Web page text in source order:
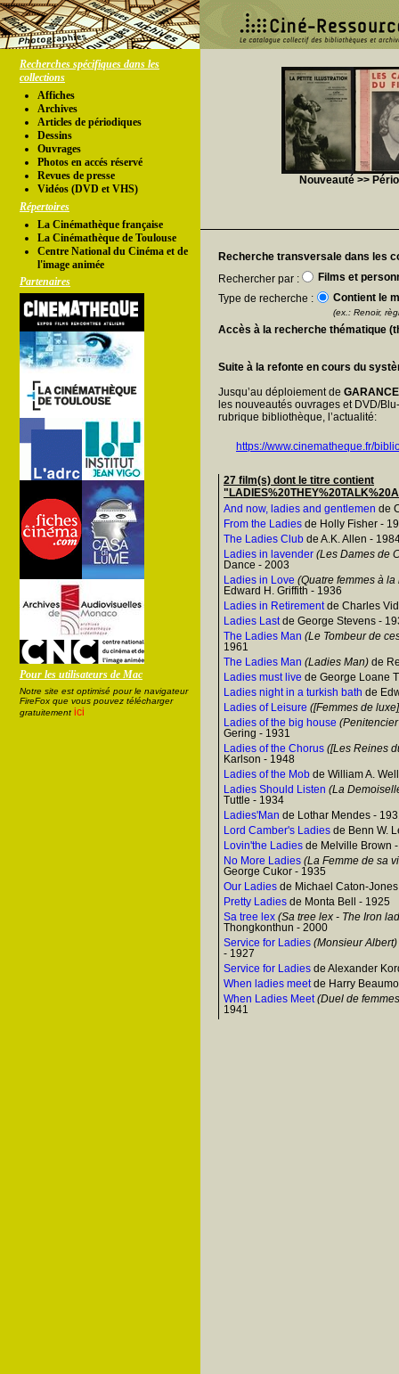
Recherches spécifiques dans les
collections
Affiches
Archives
Articles de périodiques
Dessins
Ouvrages
Photos en accés réservé
Revues de presse
Vidéos (DVD et VHS)
Répertoires
La Cinémathèque française
La Cinémathèque de Toulouse
Centre National du Cinéma et de
l'image animée
Partenaires
Pour les utilisateurs de Mac
Notre site est optimisé pour le navigateur
FireFox que vous pouvez télécharger
gratuitement ici
Nouveauté >>
Recherche transversale dans les
Rechercher par :
Films et
Type de recherche :
Contient le
(ex.: Renoir,
Accès à la recherche thématique
Suite à la refonte en cours du
Jusqu’au déploiement de
les nouveautés ouvrages et DVD/
rubrique bibliothèque, l’actualité:
https://www.cinematheque.fr/
27 film(s) dont le titre contient
And now, ladies and gentlemen de
From the Ladies de Holly Fisher -
The Ladies Club de A.K. Allen -
Ladies in lavender (Les Dames de
Dance - 2003
Ladies in Love (Quatre femmes à
Edward H. Griffith - 1936
Ladies in Retirementde Charles
Ladies Lastde George Stevens -
The Ladies Man (Le Tombeur de
1961
The Ladies Man (Ladies Man) de
Ladies must live de George Loane
Ladies night in a turkish bath de
Ladies of Leisure ([Femmes de
Ladies of the big house
Gering - 1931
Ladies of the Chorus ([Les Reines
Karlson - 1948
Ladies of the Mob de William A.
Ladies Should Listen (La
Tuttle - 1934
Ladies'Man de Lothar Mendes -
Lord Camber's Ladies de Benn W.
Lovin'the Ladies de Melville Brown
No More Ladies (La Femme de sa
George Cukor - 1935
Our Ladies de Michael Caton-
Pretty Ladies de Monta Bell - 1925
Sa tree lex (Sa tree lex - The Iron
Thongkonthun - 2000
Service for Ladies (Monsieur Albert)
- 1927
Service for Ladies de Alexander
When ladies meetde Harry
When Ladies Meet(Duel de
1941